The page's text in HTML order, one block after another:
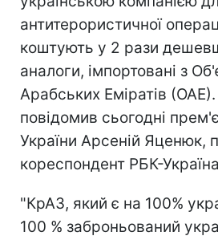
антитерористичної
коштують у 2 рази
аналоги, імпортовані з
Арабських Еміратів
повідомив сьогодні
України Арсеній Яценюк,
кореспондент РБК-
"КрАЗ, який є на 100%
100 % заброньований